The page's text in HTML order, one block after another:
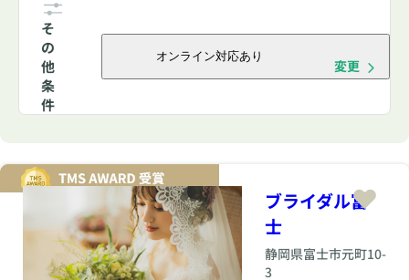
そ
の
他
条
件
オンライン対応あり
変更
ブライダル富
士
静岡県富士市元町10-
3